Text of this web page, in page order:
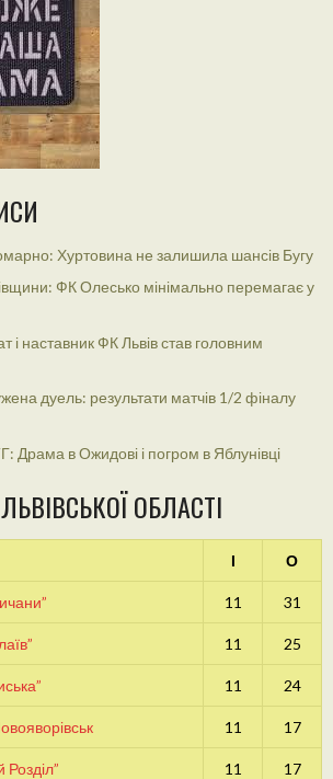
Хуртовина не залишила шансів Бугу
ФК Олесько мінімально перемагає у
і наставник ФК Львів став головним
дуель: результати матчів 1/2 фіналу
Драма в Ожидові і погром в Яблунівці
ОБЛАСТІ
І О
11 31
11 25
11 24
11 17
11 17